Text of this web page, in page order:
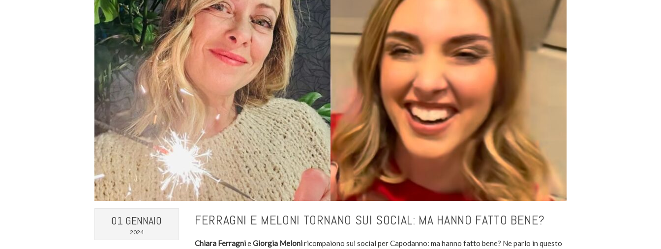
01 GENNAIO
2024
FERRAGNI E MELONI TORNANO SUI SOCIAL: MA HANNO FATTO BENE?
Chiara FerragnieGiorgia Meloniricompaiono sui social per Capodanno: ma hanno fatto bene? Ne parlo in questo